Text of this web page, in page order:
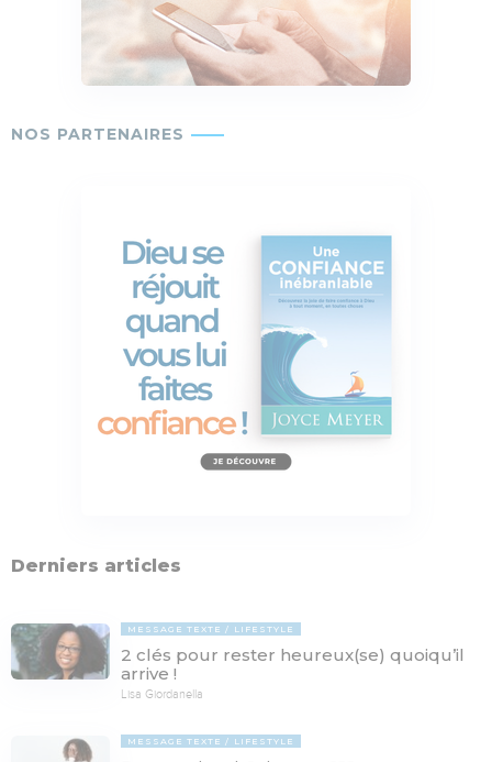
Derniers articles
MESSAGE TEXTE LIFESTYLE
2 clés pour rester heureux(se) quoiqu’il
arrive !
Lisa Giordanella
MESSAGE TEXTE LIFESTYLE